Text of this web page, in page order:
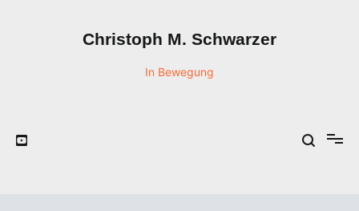
Christoph M. Schwarzer
In Bewegung